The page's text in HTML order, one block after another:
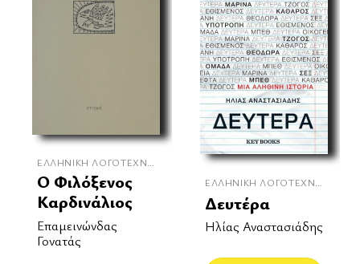
ΕΛΛΗΝΙΚΉ ΛΟΓΟΤΕΧΝΊΑ
Ο Φιλόξενος
Καρδινάλιος
Επαμεινώνδας
Γονατάς
ΕΛΛΗΝΙΚΉ ΛΟΓΟΤΕΧΝΊΑ
Δευτέρα
Ηλίας Αναστασιάδης